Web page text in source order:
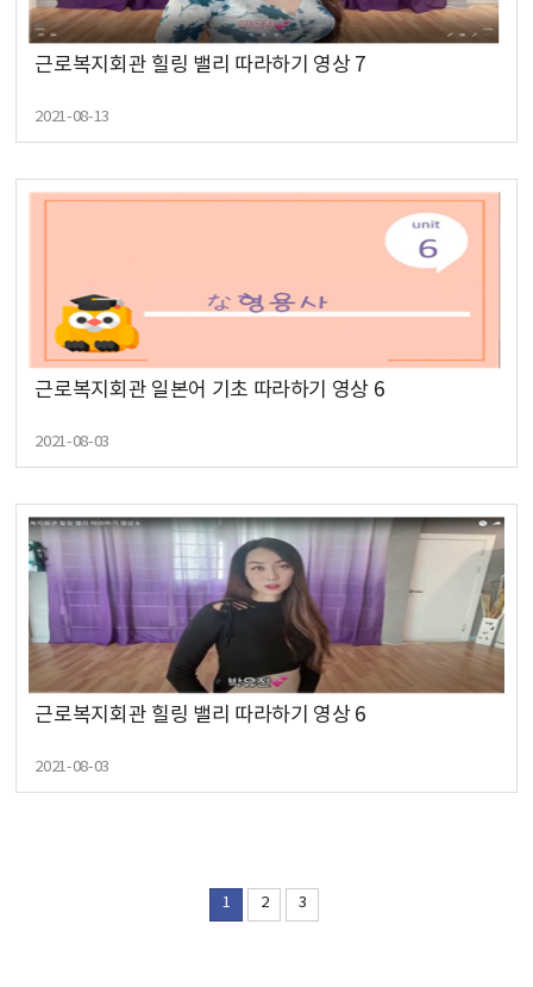
근로복지회관 힐링 밸리 따라하기 영상 7
2021-08-13
근로복지회관 일본어 기초 따라하기 영상 6
2021-08-03
근로복지회관 힐링 밸리 따라하기 영상 6
2021-08-03
1 2 3